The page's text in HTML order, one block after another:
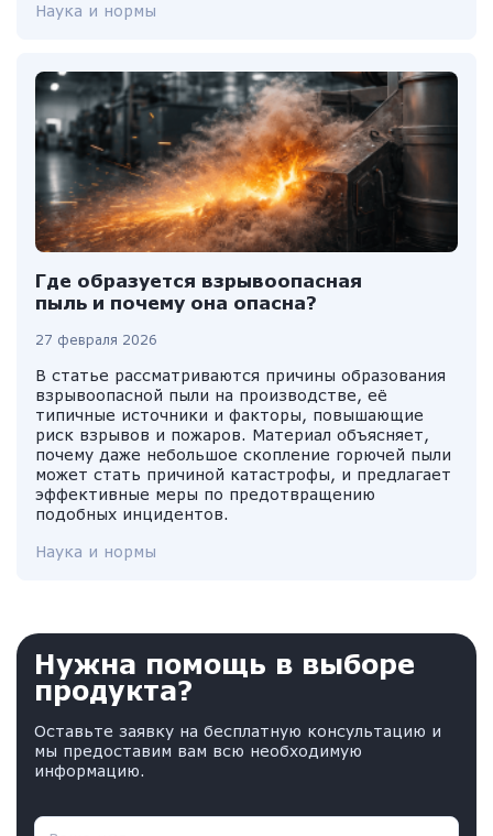
Наука и нормы
Где образуется взрывоопасная
пыль и почему она опасна?
27 февраля 2026
В статье рассматриваются причины образования
взрывоопасной пыли на производстве, её
типичные источники и факторы, повышающие
риск взрывов и пожаров. Материал объясняет,
почему даже небольшое скопление горючей пыли
может стать причиной катастрофы, и предлагает
эффективные меры по предотвращению
подобных инцидентов.
Наука и нормы
Нужна помощь в выборе
продукта?
Оставьте заявку на бесплатную консультацию и
мы предоставим вам всю необходимую
информацию.